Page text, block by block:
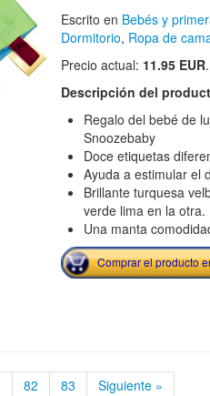
Escrito en Bebés y
Dormitorio, Ropa de
Precio actual: 11.95 EUR.
Descripción del
Regalo del bebé de
Snoozebaby
Doce etiquetas
Ayuda a estimular el
Brillante turquesa
verde lima en la otra.
Una manta
Comprar el producto
82 83 Siguiente »